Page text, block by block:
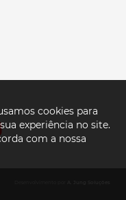
cookies para
experiência no site.
com a nossa